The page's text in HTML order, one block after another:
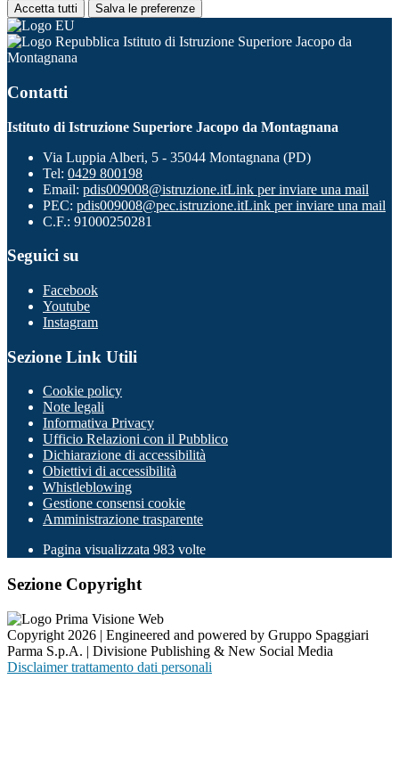
Accetta tutti Salva le preferenze
Istituto di Istruzione Superiore Jacopo da
Montagnana
Contatti
Istituto di Istruzione Superiore Jacopo da Montagnana
Via Luppia Alberi, 5 - 35044 Montagnana (PD)
Tel: 0429 800198
Email: pdis009008@istruzione.itLink per inviare una mail
PEC: pdis009008@pec.istruzione.itLink per inviare una mail
C.F.: 91000250281
Seguici su
Facebook
Youtube
Instagram
Sezione Link Utili
Cookie policy
Note legali
Informativa Privacy
Ufficio Relazioni con il Pubblico
Dichiarazione di accessibilità
Obiettivi di accessibilità
Whistleblowing
Gestione consensi cookie
Amministrazione trasparente
Pagina visualizzata 983 volte
Sezione Copyright
Copyright 2026 | Engineered and powered by Gruppo Spaggiari
Parma S.p.A. | Divisione Publishing & New Social Media
Disclaimer trattamento dati personali